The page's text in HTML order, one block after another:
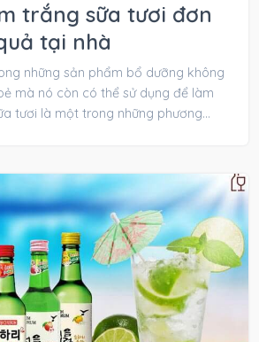
trắng sữa tươi đơn
tại nhà
những sản phẩm bổ dưỡng không
mà nó còn có thể sử dụng để làm
tươi là một trong những phương